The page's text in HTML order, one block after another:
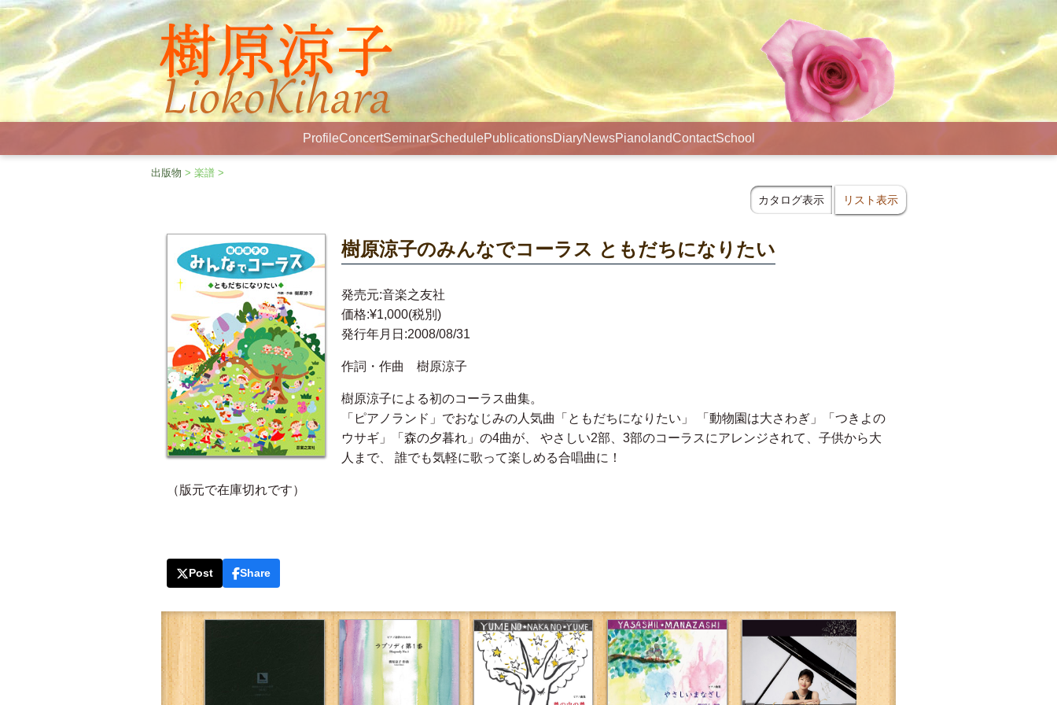
ProfileConcertSeminarSchedulePublicationsDiaryNewsPianolandContactSchool
出版物 > 楽譜 >
カタログ表示 リスト表示
樹原涼子のみんなでコーラス ともだちになりたい
発売元:音楽之友社
価格:¥1,000(税別)
発行年月日:2008/08/31
作詞・作曲 樹原涼子
樹原涼子による初のコーラス曲集。
「ピアノランド」でおなじみの人気曲「ともだちになりたい」 「動物園は大さわぎ」「つきよの
ウサギ」「森の夕暮れ」の4曲が、 やさしい2部、3部のコーラスにアレンジされて、子供から大
人まで、 誰でも気軽に歌って楽しめる合唱曲に！
（版元で在庫切れです）
Post Share